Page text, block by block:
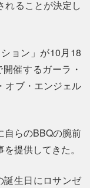
れることが決定し
ョン」が10月18
催するガーラ・
オブ・エンジェル
自らのBBQの腕前
提供してきた。
誕生日にロサンゼ